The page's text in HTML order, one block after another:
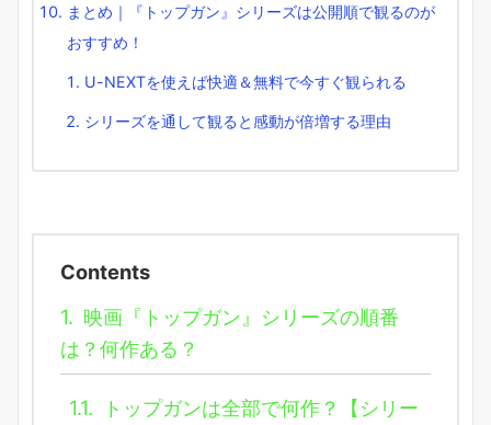
まとめ｜『トップガン』シリーズは公開順で観るのが
おすすめ！
U-NEXTを使えば快適＆無料で今すぐ観られる
シリーズを通して観ると感動が倍増する理由
Contents
1. 映画『トップガン』シリーズの順番
は？何作ある？
1.1.
トップガンは全部で何作？【シリー